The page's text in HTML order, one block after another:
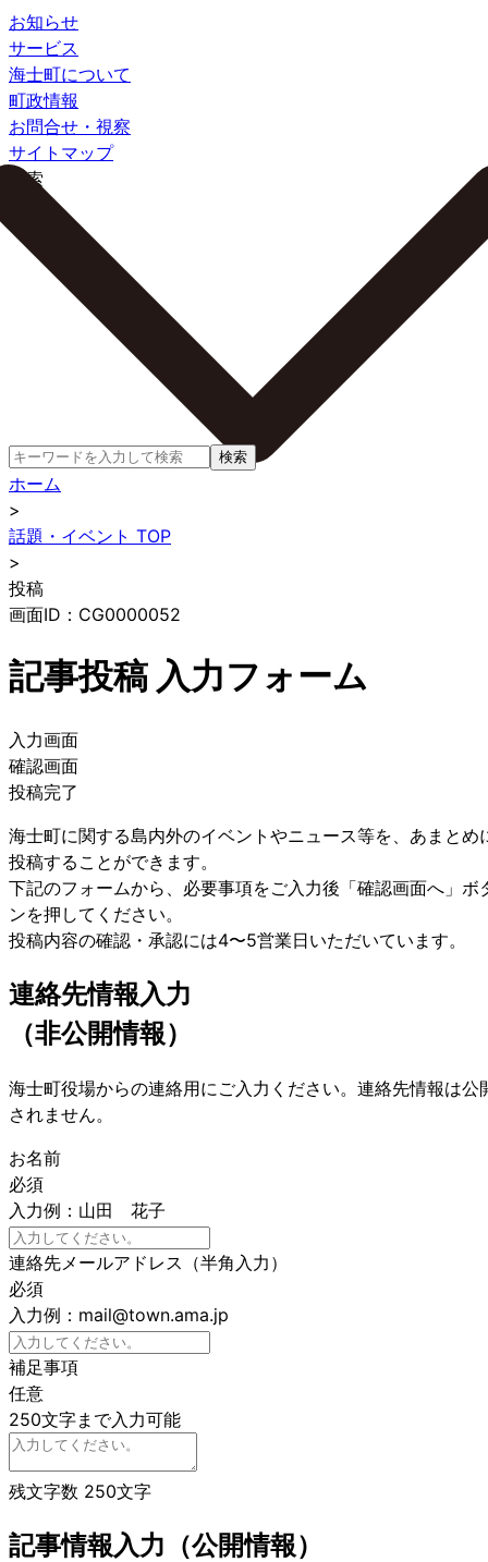
お知らせ
サービス
海士町について
町政情報
お問合せ・視察
サイトマップ
検索
検索
ホーム
>
話題・イベント TOP
>
投稿
画面ID：CG0000052
記事投稿 入力フォーム
入力画面
確認画面
投稿完了
海士町に関する島内外のイベントやニュース等を、あまとめ
投稿することができます。
下記のフォームから、必要事項をご入力後「確認画面へ」ボ
ンを押してください。
投稿内容の確認・承認には4〜5営業日いただいています。
連絡先情報入力
（非公開情報）
海士町役場からの連絡用にご入力ください。連絡先情報は公
されません。
お名前
必須
入力例：山田 花子
連絡先メールアドレス（半角入力）
必須
入力例：mail@town.ama.jp
補足事項
任意
250文字まで入力可能
残文字数 250文字
記事情報入力（公開情報）